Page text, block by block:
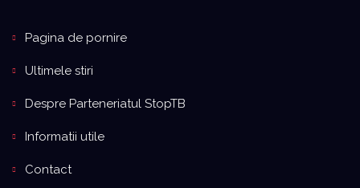
Pagina de pornire
Ultimele stiri
Despre Parteneriatul StopTB
Informatii utile
Contact